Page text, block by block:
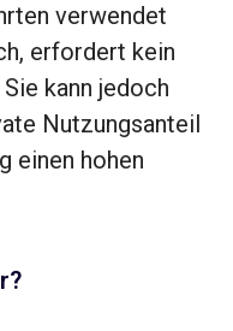
verwendet
erfordert kein
kann jedoch
Nutzungsanteil
einen hohen